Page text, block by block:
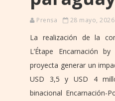
Prensa 28 mayo, 2026
La realización de la
L’Étape Encarnación
proyecta generar un
USD 3,5 y USD 4
binacional Encarnación-